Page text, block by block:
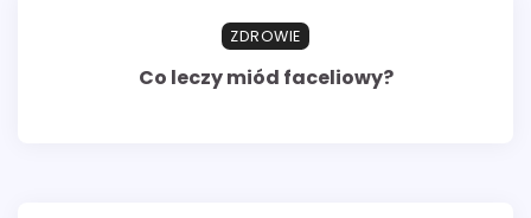
ZDROWIE
Co leczy miód faceliowy?